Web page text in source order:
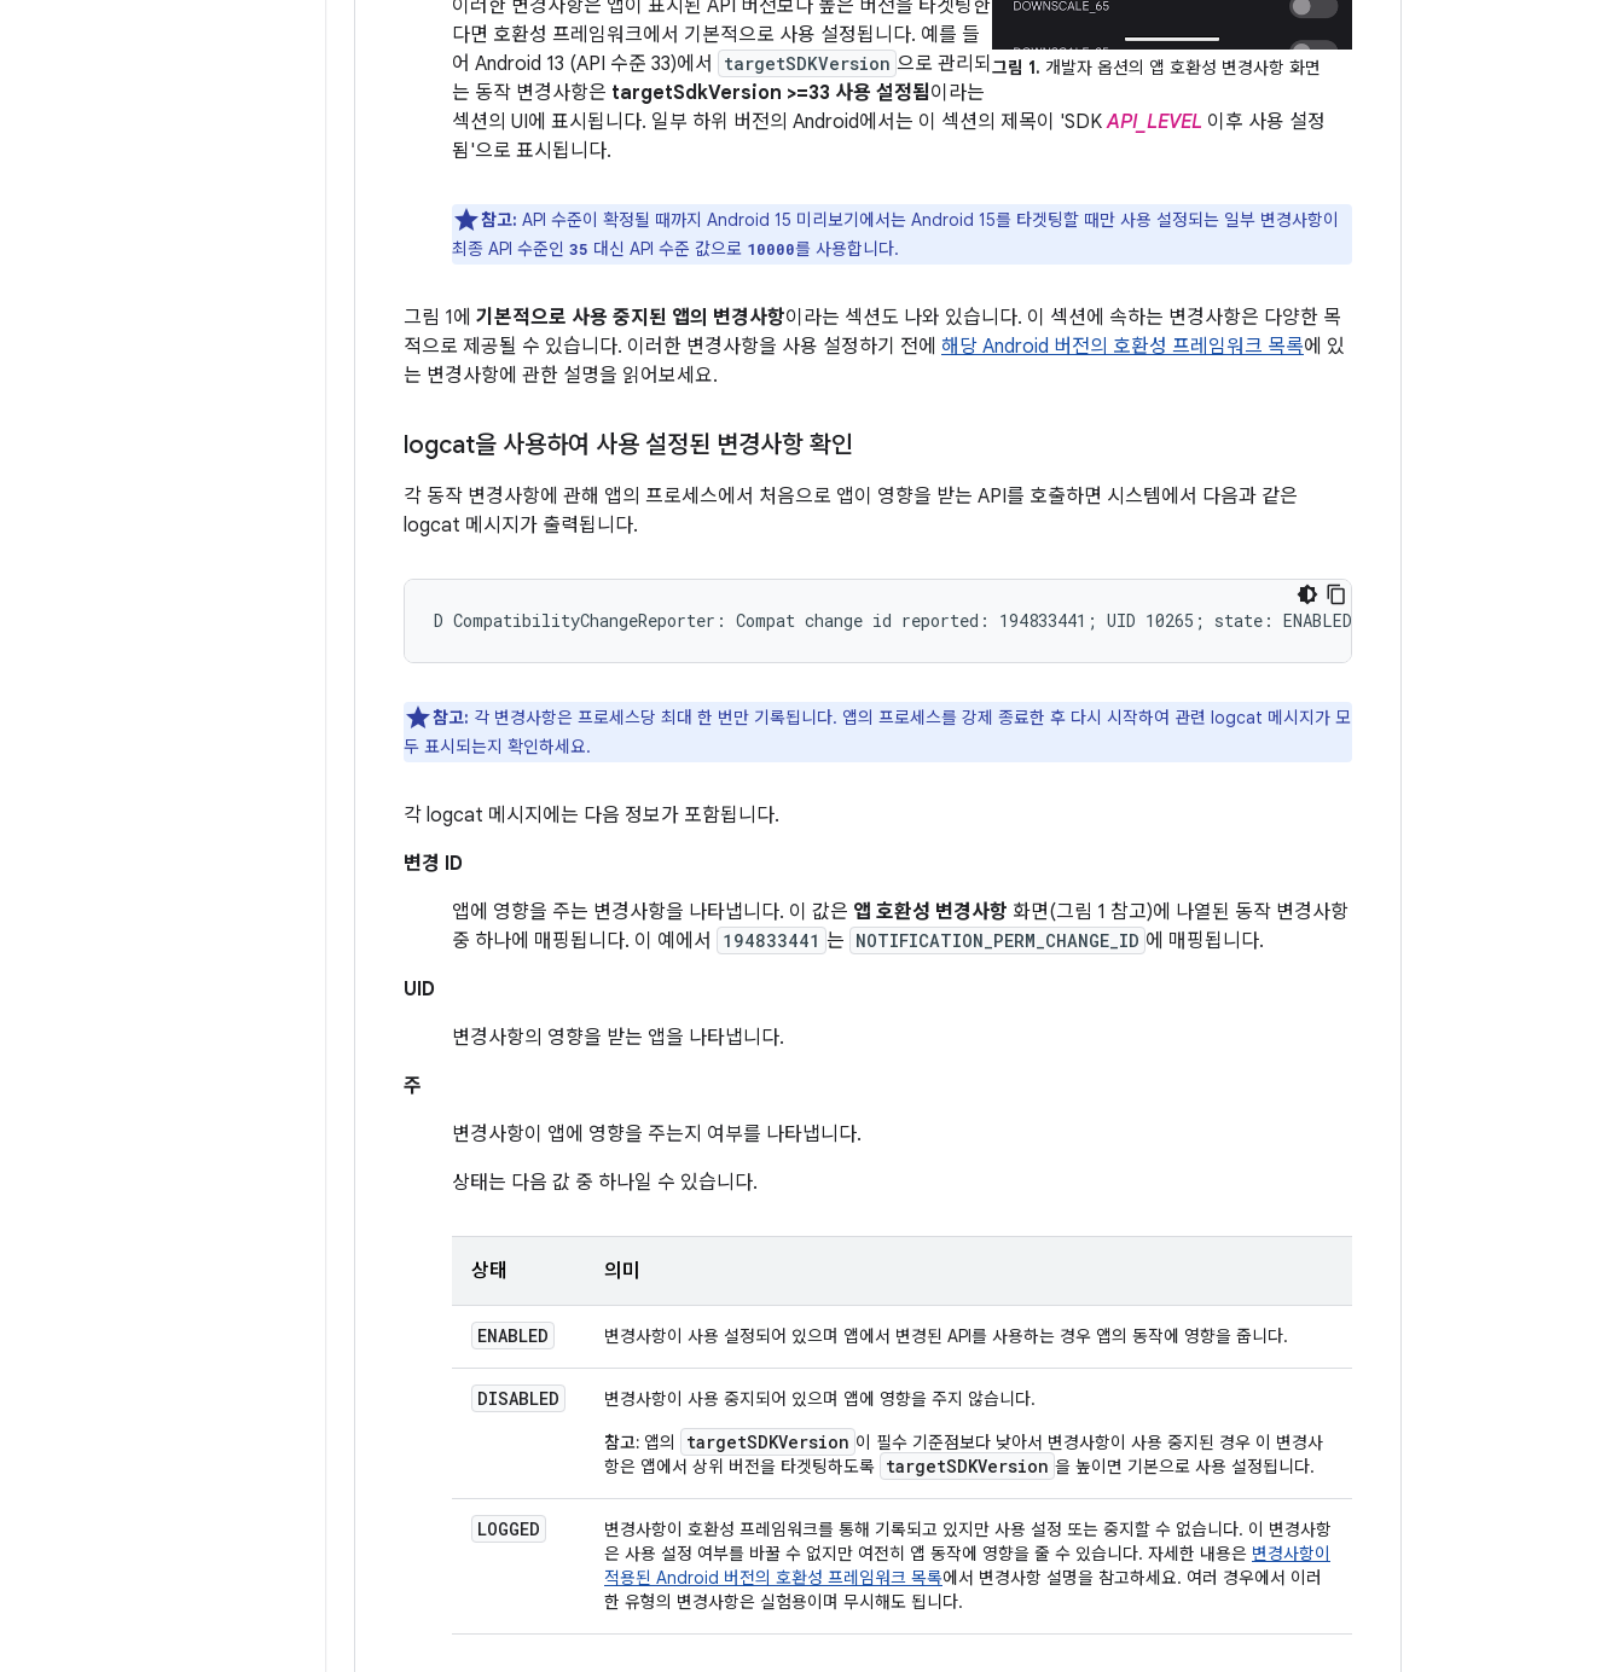
그림 1. 개발자 옵션의 앱 호환성 변경사항 화면
이러한 변경사항은 앱이 표시된 API 버전보다 높은 버전을 타겟팅한
다면 호환성 프레임워크에서 기본적으로 사용 설정됩니다. 예를 들
어 Android 13 (API 수준 33)에서
targetSDKVersion 으로 관리되
는 동작 변경사항은 targetSdkVersion >=33 사용 설정됨이라는
섹션의 UI에 표시됩니다. 일부 하위 버전의 Android에서는 이 섹션의 제목이 'SDKAPI_LEVEL 이후 사용 설정
됨'으로 표시됩니다.
참고: API 수준이 확정될 때까지 Android 15 미리보기에서는 Android 15를 타겟팅할 때만 사용 설정되는 일부 변경사항이
최종 API 수준인 35 대신 API 수준 값으로 10000를 사용합니다.
그림 1에 기본적으로 사용 중지된 앱의 변경사항이라는 섹션도 나와 있습니다. 이 섹션에 속하는 변경사항은 다양한 목
적으로 제공될 수 있습니다. 이러한 변경사항을 사용 설정하기 전에 해당 Android 버전의 호환성 프레임워크 목록에 있
는 변경사항에 관한 설명을 읽어보세요.
logcat을 사용하여 사용 설정된 변경사항 확인
각 동작 변경사항에 관해 앱의 프로세스에서 처음으로 앱이 영향을 받는 API를 호출하면 시스템에서 다음과 같은
logcat 메시지가 출력됩니다.
참고: 각 변경사항은 프로세스당 최대 한 번만 기록됩니다. 앱의 프로세스를 강제 종료한 후 다시 시작하여 관련 logcat 메시지가 모
두 표시되는지 확인하세요.
각 logcat 메시지에는 다음 정보가 포함됩니다.
변경 ID
앱에 영향을 주는 변경사항을 나타냅니다. 이 값은 앱 호환성 변경사항 화면(그림 1 참고)에 나열된 동작 변경사항
중 하나에 매핑됩니다. 이 예에서
194833441 는 NOTIFICATION_PERM_CHANGE_ID 에 매핑됩니다.
UID
변경사항의 영향을 받는 앱을 나타냅니다.
주
변경사항이 앱에 영향을 주는지 여부를 나타냅니다.
상태는 다음 값 중 하나일 수 있습니다.
상태 의미
ENABLED 변경사항이 사용 설정되어 있으며 앱에서 변경된 API를 사용하는 경우 앱의 동작에 영향을 줍니다.
DISABLED
변경사항이 사용 중지되어 있으며 앱에 영향을 주지 않습니다.
참고: 앱의 targetSDKVersion 이 필수 기준점보다 낮아서 변경사항이 사용 중지된 경우 이 변경사
항은 앱에서 상위 버전을 타겟팅하도록 targetSDKVersion 을 높이면 기본으로 사용 설정됩니다.
LOGGED
변경사항이 호환성 프레임워크를 통해 기록되고 있지만 사용 설정 또는 중지할 수 없습니다. 이 변경사항
은 사용 설정 여부를 바꿀 수 없지만 여전히 앱 동작에 영향을 줄 수 있습니다. 자세한 내용은 변경사항이
적용된 Android 버전의 호환성 프레임워크 목록에서 변경사항 설명을 참고하세요. 여러 경우에서 이러
한 유형의 변경사항은 실험용이며 무시해도 됩니다.